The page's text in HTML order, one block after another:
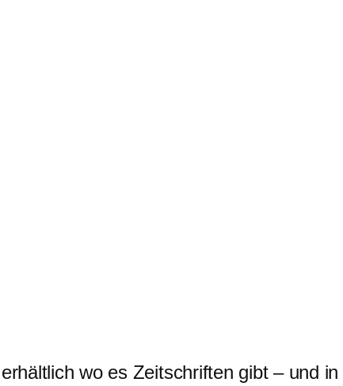
wo es Zeitschriften gibt – und